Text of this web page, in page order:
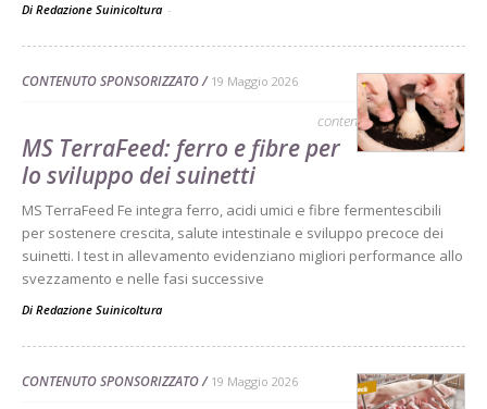
Di Redazione Suinicoltura -
CONTENUTO SPONSORIZZATO 19 Maggio 2026
contenuto sponsorizzato
MS TerraFeed: ferro e fibre per
lo sviluppo dei suinetti
MS TerraFeed Fe integra ferro, acidi umici e fibre fermentescibili
per sostenere crescita, salute intestinale e sviluppo precoce dei
suinetti. I test in allevamento evidenziano migliori performance allo
svezzamento e nelle fasi successive
Di Redazione Suinicoltura
CONTENUTO SPONSORIZZATO 19 Maggio 2026